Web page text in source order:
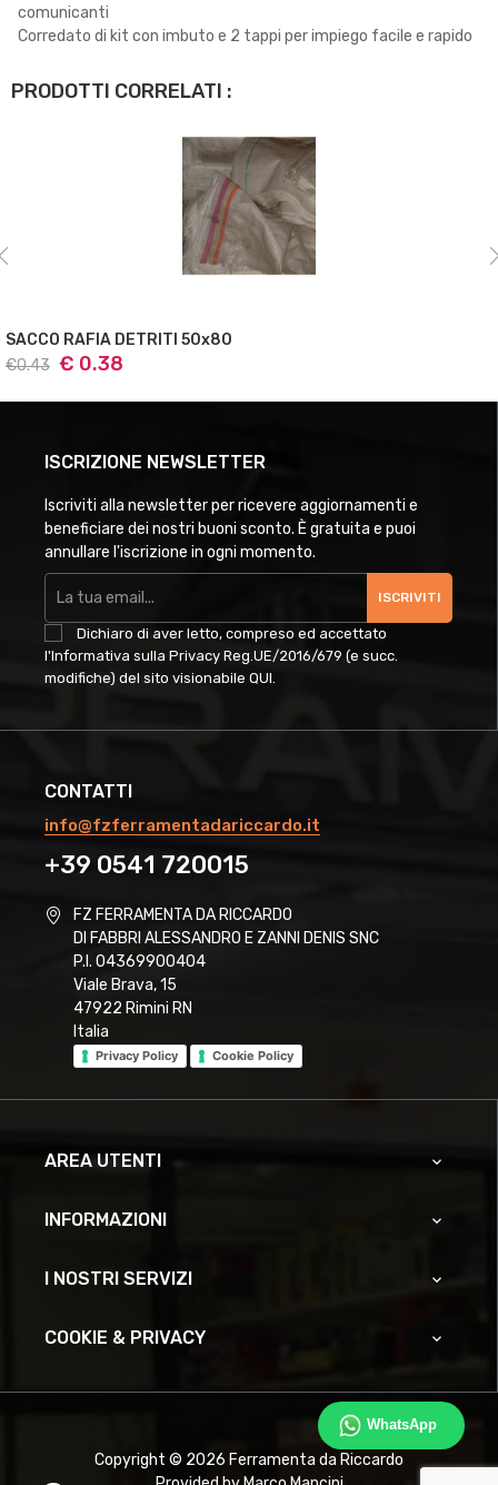
comunicanti
Corredato di kit con imbuto e 2 tappi per impiego facile e rapido
PRODOTTI CORRELATI :
SACCO RAFIA DETRITI 60x120
ISCRIZIONE NEWSLETTER
Iscriviti alla newsletter per ricevere aggiornamenti e
beneficiare dei nostri buoni sconto. È gratuita e puoi
annullare l'iscrizione in ogni momento.
ISCRIVITI
Dichiaro di aver letto, compreso ed accettato
l'Informativa sulla Privacy Reg.UE/2016/679 (e succ.
modifiche) del sito visionabile QUI
WhatsApp
CONTATTI
info@fzferramentadariccardo.it
+39 0541 720015
FZ FERRAMENTA DA RICCARDO
DI FABBRI ALESSANDRO E ZANNI DENIS SNC
P.I. 04369900404
Viale Brava, 15
47922 Rimini RN
Italia
Privacy Policy Cookie Policy
AREA UTENTI 
INFORMAZIONI 
I NOSTRI SERVIZI 
COOKIE & PRIVACY 
Copyright © 2026 Ferramenta da Riccardo